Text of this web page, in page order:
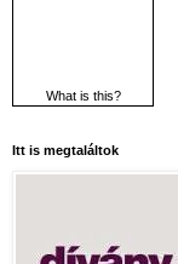
What is this?
Itt is megtaláltok